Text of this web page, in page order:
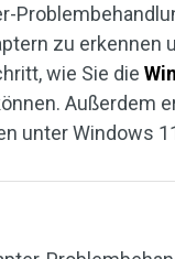
zu erkennen
wie Sie die
Außerdem
unter Windows